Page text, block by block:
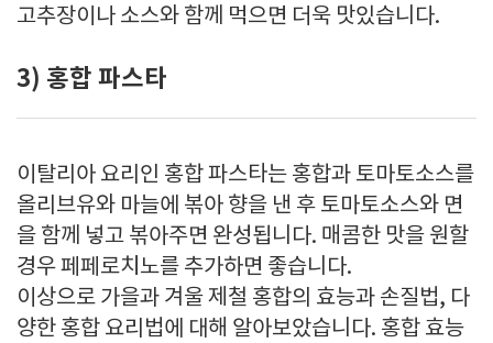
고추장이나 소스와 함께 먹으면 더욱 맛있습니다.
3) 홍합 파스타
이탈리아 요리인 홍합 파스타는 홍합과 토마토소스를
올리브유와 마늘에 볶아 향을 낸 후 토마토소스와 면
을 함께 넣고 볶아주면 완성됩니다. 매콤한 맛을 원할
경우 페페로치노를 추가하면 좋습니다.
이상으로 가을과 겨울 제철 홍합의 효능과 손질법, 다
양한 홍합 요리법에 대해 알아보았습니다. 홍합 효능